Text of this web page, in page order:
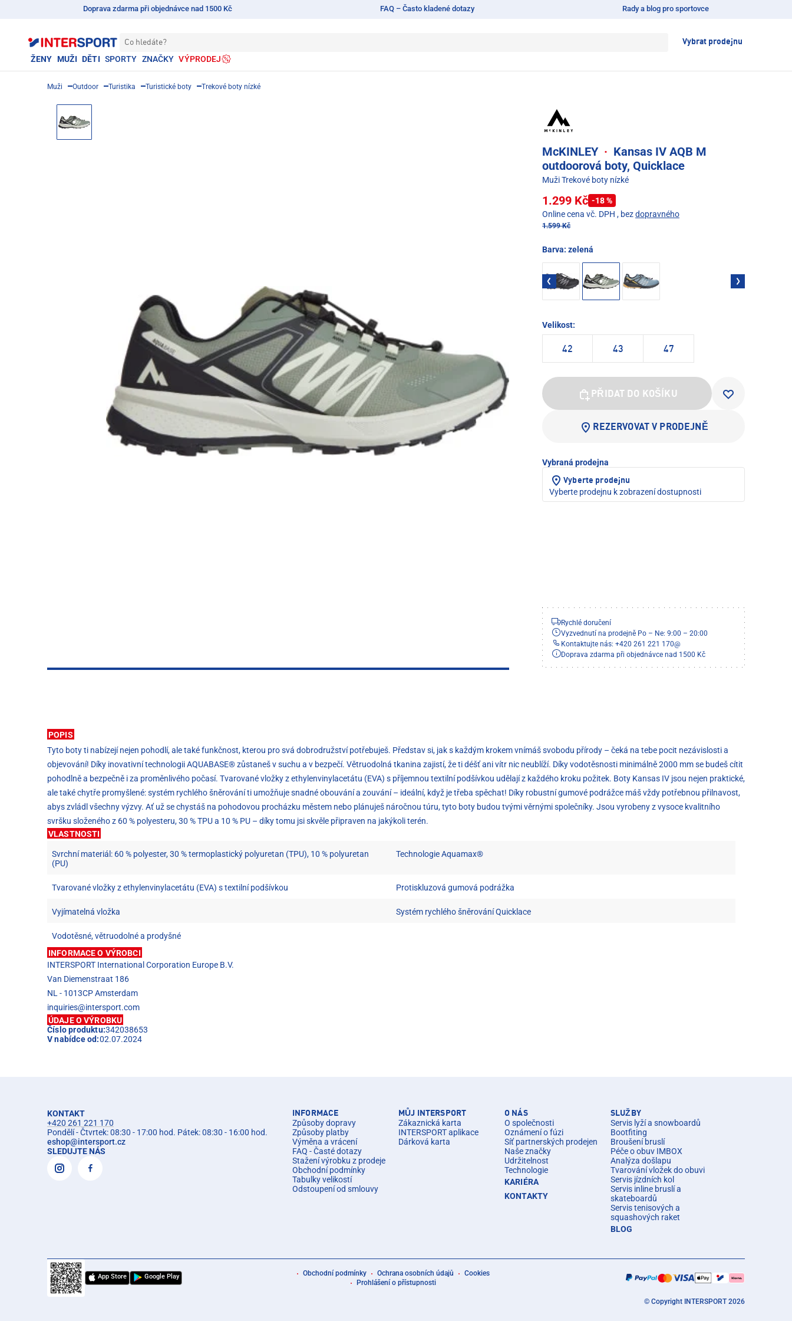
Doprava zdarma při objednávce nad 1500 Kč FAQ – Často kladené dotazy Rady a blog pro sportovce
Co hledáte? Vybrat prodejnu
ŽENY MUŽI DĚTI SPORTY ZNAČKY VÝPRODEJ
Muži Outdoor Turistika Turistické boty Trekové boty nízké
McKINLEY · Kansas IV AQB M
outdoorová boty, Quicklace
Muži Trekové boty nízké
1.299 Kč -18 %
Online cena vč. DPH , bezdopravného
1.599 Kč
Barva: zelená
Velikost:
42 43 47
PŘIDAT DO KOŠÍKU
REZERVOVAT V PRODEJNĚ
Vybraná prodejna
Vyberte prodejnu
Vyberte prodejnu k zobrazení dostupnosti
Rychlé doručení
Vyzvednutí na prodejně Po – Ne: 9:00 – 20:00
Kontaktujte nás: +420 261 221 170@
Doprava zdarma při objednávce nad 1500 Kč
POPIS
Tyto boty ti nabízejí nejen pohodlí, ale také funkčnost, kterou pro svá dobrodružství potřebuješ. Představ si, jak s každým krokem vnímáš svobodu přírody – čeká na tebe pocit nezávislosti a
objevování! Díky inovativní technologii AQUABASE® zůstaneš v suchu a v bezpečí. Větruodolná tkanina zajistí, že ti déšť ani vítr nic neublíží. Díky vodotěsnosti minimálně 2000 mm se budeš cítit
pohodlně a bezpečně i za proměnlivého počasí. Tvarované vložky z ethylenvinylacetátu (EVA) s příjemnou textilní podšívkou udělají z každého kroku požitek. Boty Kansas IV jsou nejen praktické,
ale také chytře promyšlené: systém rychlého šněrování ti umožňuje snadné obouvání a zouvání – ideální, když je třeba spěchat! Díky robustní gumové podrážce máš vždy potřebnou přilnavost,
abys zvládl všechny výzvy. Ať už se chystáš na pohodovou procházku městem nebo plánuješ náročnou túru, tyto boty budou tvými věrnými společníky. Jsou vyrobeny z vysoce kvalitního
svršku složeného z 60 % polyesteru, 30 % TPU a 10 % PU – díky tomu jsi skvěle připraven na jakýkoli terén.
VLASTNOSTI
Svrchní materiál: 60 % polyester, 30 % termoplastický polyuretan (TPU), 10 % polyuretan
(PU)
Technologie Aquamax®
Tvarované vložky z ethylenvinylacetátu (EVA) s textilní podšívkou Protiskluzová gumová podrážka
Vyjímatelná vložka Systém rychlého šněrování Quicklace
Vodotěsné, větruodolné a prodyšné
INFORMACE O VÝROBCI
INTERSPORT International Corporation Europe B.V.
Van Diemenstraat 186
NL - 1013CP Amsterdam
inquiries@intersport.com
ÚDAJE O VÝROBKU
Číslo produktu:342038653
V nabídce od:02.07.2024
KONTAKT
+420 261 221 170
Pondělí - Čtvrtek: 08:30 - 17:00 hod. Pátek: 08:30 - 16:00 hod.
eshop@intersport.cz
SLEDUJTE NÁS
INFORMACE
Způsoby dopravy
Způsoby platby
Výměna a vrácení
FAQ - Časté dotazy
Stažení výrobku z prodeje
Obchodní podmínky
Tabulky velikostí
Odstoupení od smlouvy
MŮJ INTERSPORT
Zákaznická karta
INTERSPORT aplikace
Dárková karta
O NÁS
O společnosti
Oznámení o fúzi
Síť partnerských prodejen
Naše značky
Udržitelnost
Technologie
KARIÉRA
KONTAKTY
SLUŽBY
Servis lyží a snowboardů
Bootfiting
Broušení bruslí
Péče o obuv IMBOX
Analýza došlapu
Tvarování vložek do obuvi
Servis jízdních kol
Servis inline bruslí a
skateboardů
Servis tenisových a
squashových raket
BLOG
App Store Google Play Obchodní podmínky Ochrana osobních údajů
Cookies
Prohlášení o přístupnosti
© Copyright INTERSPORT 2026